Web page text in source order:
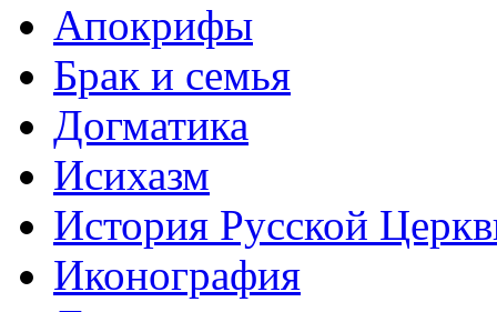
Апокрифы
Брак и семья
Догматика
Исихазм
История Русской
Иконография